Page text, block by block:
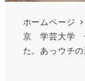
ホームページ
京 学芸大学
た。あっウチの